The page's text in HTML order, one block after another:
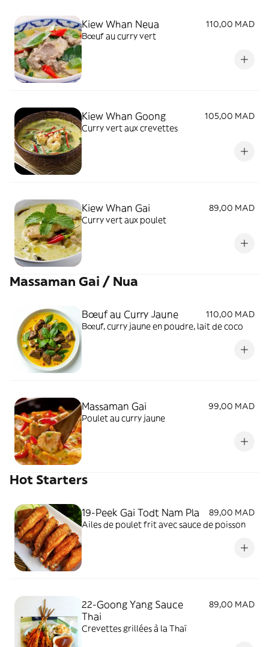
Kiew Whan Neua
110,00 MAD
Bœuf au curry vert
Kiew Whan Goong
105,00 MAD
Curry vert aux crevettes
Kiew Whan Gai
89,00 MAD
Curry vert aux poulet
Massaman Gai / Nua
Bœuf au Curry Jaune
110,00 MAD
Bœuf, curry jaune en poudre, lait de coco
Massaman Gai
99,00 MAD
Poulet au curry jaune
Hot Starters
19-Peek Gai Todt Nam Pla
89,00 MAD
Ailes de poulet frit avec sauce de poisson
22-Goong Yang Sauce
Thai
89,00 MAD
Crevettes grillées à la Thaï